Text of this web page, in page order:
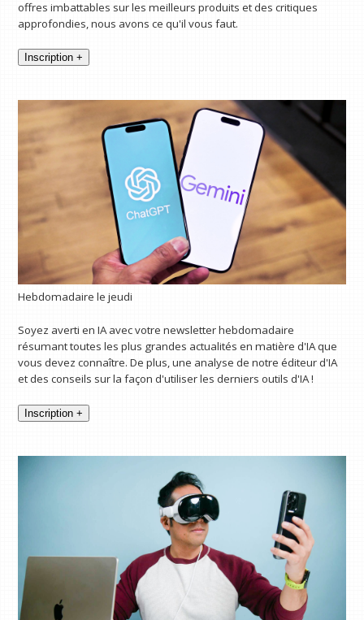
offres imbattables sur les meilleurs produits et des critiques
approfondies, nous avons ce qu'il vous faut.
Inscription +
Hebdomadaire le jeudi
Soyez averti en IA avec votre newsletter hebdomadaire
résumant toutes les plus grandes actualités en matière d'IA que
vous devez connaître. De plus, une analyse de notre éditeur d'IA
et des conseils sur la façon d'utiliser les derniers outils d'IA !
Inscription +